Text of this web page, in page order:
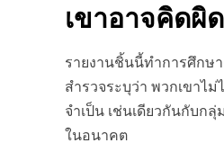
เขาอาจคิดผิ
รายงานชิ้นนี้ทำการศึกษ
สำรวจระบุว่า พวกเขาไ
จำเป็น เช่นเดียวกันกับก
ในอนาคต